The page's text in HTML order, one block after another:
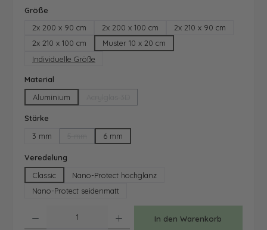
Größe
2x 200 x 90 cm
2x 200 x 100 cm
2x 210 x 90 cm
2x 210 x 100 cm
Muster 10 x 20 cm
Individuelle Größe
Material
Aluminium
Stärke
3 mm
(Diese Option ist zurzeit nicht verfügbar.)
6 mm
Veredelung
Classic
Nano-Protect hochglanz
Nano-Protect seidenmatt
In den Warenkorb